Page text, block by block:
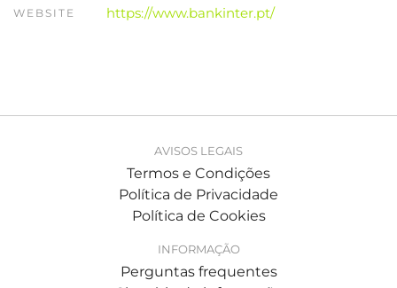
WEBSITE https://www.bankinter.pt/
AVISOS LEGAIS
Termos e Condições
Política de Privacidade
Política de Cookies
INFORMAÇÃO
Perguntas frequentes